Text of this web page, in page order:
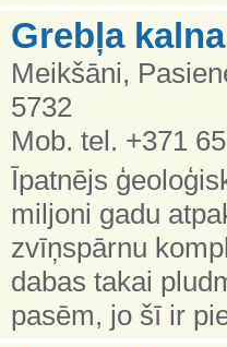
Grebļa
Meikšāni,
5732
Mob. tel. +371
Īpatnējs
miljoni gadu
zvīņspārnu
dabas takai
pasēm, jo šī ir